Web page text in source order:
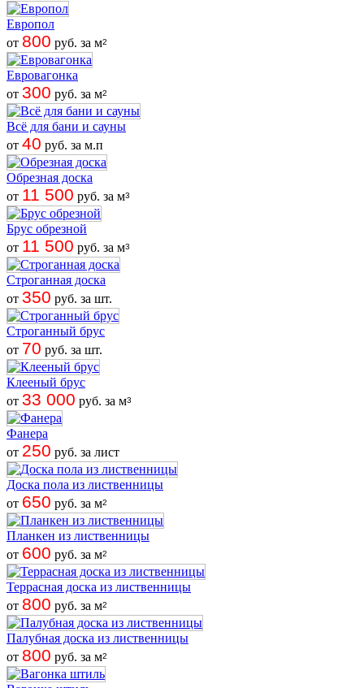
Европол
от 800 руб. за м2
Евровагонка
от 300 руб. за м2
Всё для бани и сауны
от 40 руб. за м.п
Обрезная доска
от 11 500 руб. за м3
Брус обрезной
от 11 500 руб. за м3
Строганная доска
от 350 руб. за шт.
Строганный брус
от 70 руб. за шт.
Клееный брус
от 33 000 руб. за м3
Фанера
от 250 руб. за лист
Доска пола из лиственницы
от 650 руб. за м2
Планкен из лиственницы
от 600 руб. за м2
Террасная доска из лиственницы
от 800 руб. за м2
Палубная доска из лиственницы
от 800 руб. за м2